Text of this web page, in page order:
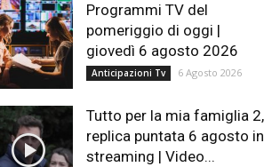
Programmi TV del
pomeriggio di oggi |
giovedì 6 agosto 2026
Anticipazioni Tv 6 Agosto 2026
Tutto per la mia famiglia 2,
replica puntata 6 agosto in
streaming | Video...